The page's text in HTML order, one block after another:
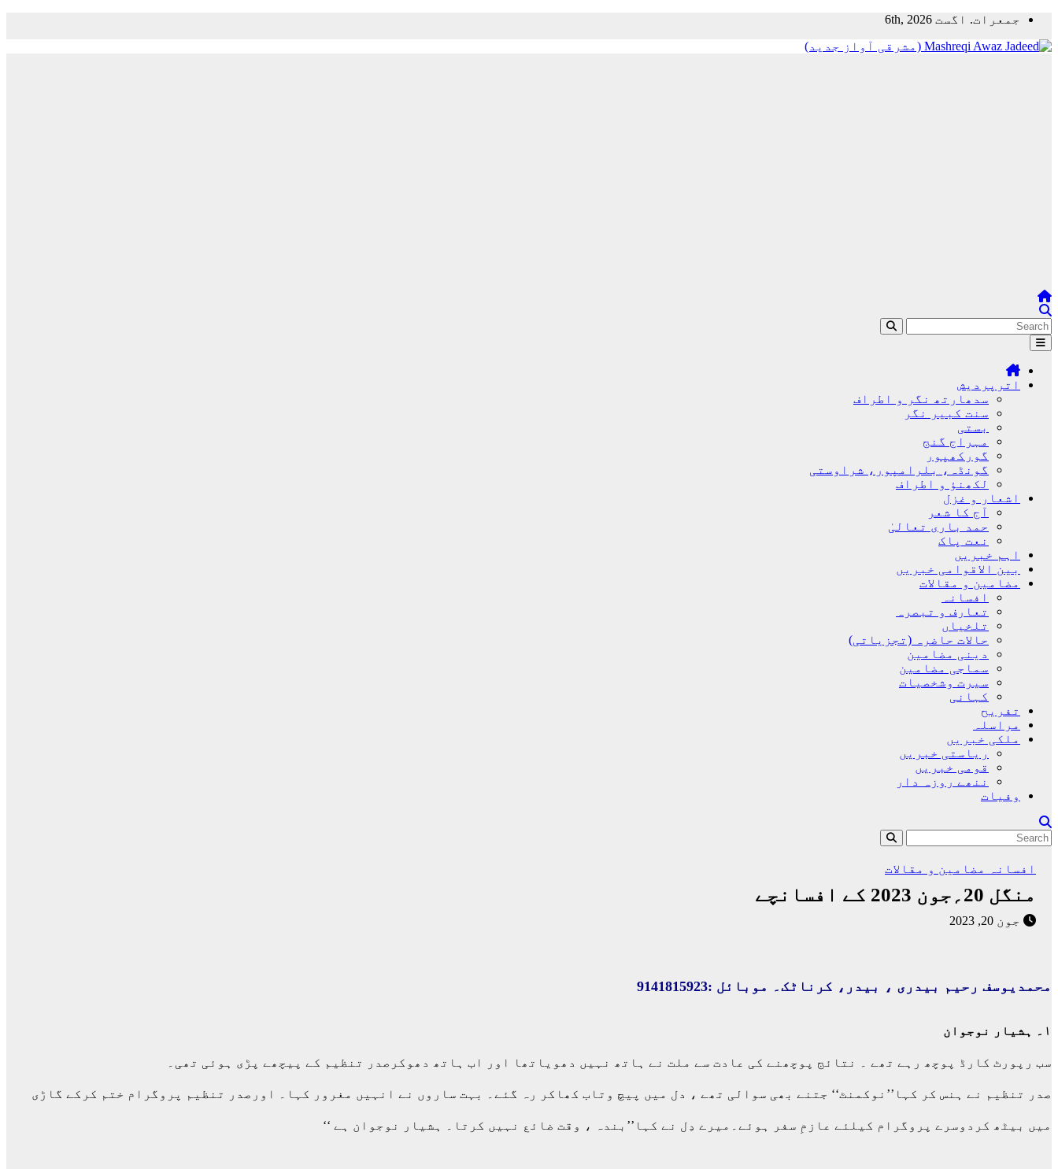
Skip
content
جمعرات. اگست 6th, 2026
اترپردیش
سدھارتھ نگر و اطراف
سنت کبیر نگر
بستی
مہراج گنج
گورکھپور
گونڈہ، بلرامپور، شراوستی
لکھنؤ و اطراف
اشعار و غزل
آج کا شعر
حمد باری تعالیٰ
نعت پاک
اہم خبریں
بین الاقوامی خبریں
مضامین و مقالات
افسانہ
تعارف و تبصرہ
تلخیاں
حالات حاضرہ (تجزیاتی)
دینی مضامین
سماجی مضامین
سیرت وشخصیات
کہانی
تفریح
مراسلہ
ملکی خبریں
ریاستی خبریں
قومی خبریں
ننھے روزہ دار
وفیات
افسانہ مضامین و مقالات
منگل 20؍جون 2023 کے افسانچے
جون 20, 2023
محمدیوسف رحیم بیدری ، بیدر، کرناٹک۔ موبائل :9141815923
۱۔ ہشیار نوجوان
سب رپورٹ کارڈ پوچھ رہے تھے ۔ نتائج پوچھنے کی عادت سے ملت نے ہاتھ نہیں دھویاتھا اور اب ہاتھ دھوکرصدر تنظیم کے پیچھے پڑی ہوئی تھی۔
صدر تنظیم نے ہنس کر کہا’’نوکمنٹ‘‘ جتنے بھی سوالی تھے ، دل میں پیچ وتاب کھاکر رہ گئے۔ بہت ساروں نے انہیں مغرور کہا۔ اورصدر تنظیم پروگرام ختم کرکے گاڑی
میں بیٹھ کردوسرے پروگرام کیلئے عازمِ سفر ہوئے۔میرے دِل نے کہا’’بندہ ، وقت ضائع نہیں کرتا۔ ہشیار نوجوان ہے ‘‘